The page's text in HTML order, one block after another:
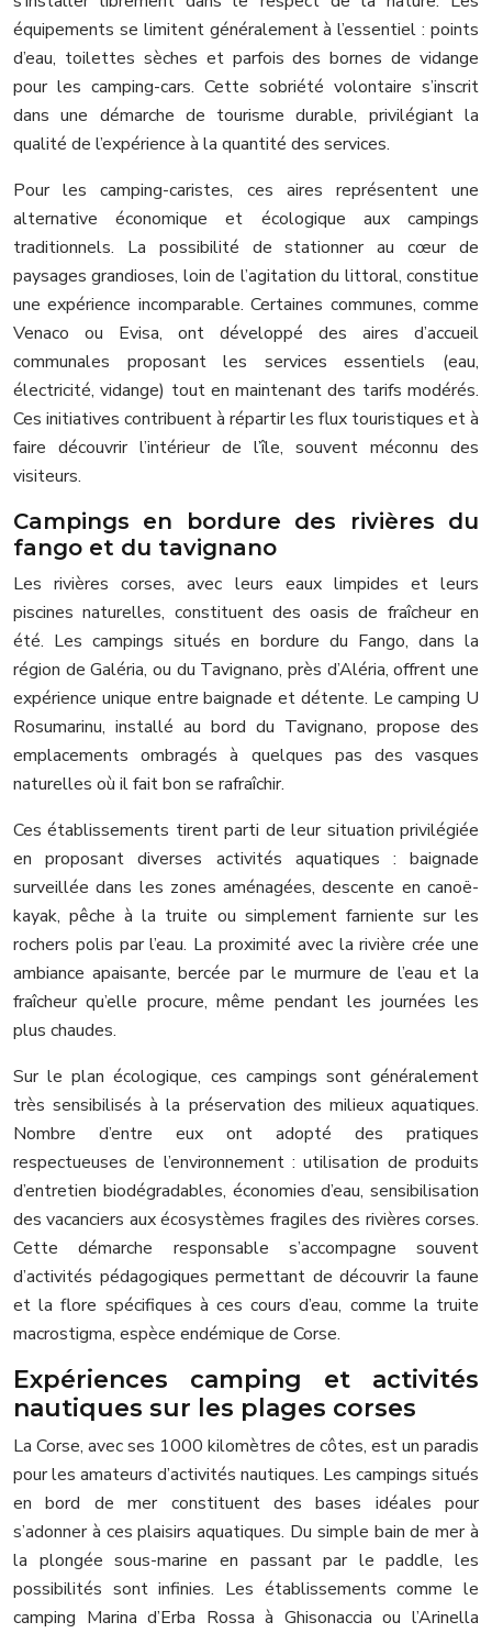
équipements se limitent généralement à l’essentiel : points
d’eau, toilettes sèches et parfois des bornes de vidange
pour les camping-cars. Cette sobriété volontaire s’inscrit
dans une démarche de tourisme durable, privilégiant la
qualité de l’expérience à la quantité des services.
Pour les camping-caristes, ces aires représentent une
alternative économique et écologique aux campings
traditionnels. La possibilité de stationner au cœur de
paysages grandioses, loin de l’agitation du littoral, constitue
une expérience incomparable. Certaines communes, comme
Venaco ou Evisa, ont développé des aires d’accueil
communales proposant les services essentiels (eau,
électricité, vidange) tout en maintenant des tarifs modérés.
Ces initiatives contribuent à répartir les flux touristiques et à
faire découvrir l’intérieur de l’île, souvent méconnu des
visiteurs.
Campings en bordure des rivières du
fango et du tavignano
Les rivières corses, avec leurs eaux limpides et leurs
piscines naturelles, constituent des oasis de fraîcheur en
été. Les campings situés en bordure du Fango, dans la
région de Galéria, ou du Tavignano, près d’Aléria, offrent une
expérience unique entre baignade et détente. Le camping U
Rosumarinu, installé au bord du Tavignano, propose des
emplacements ombragés à quelques pas des vasques
naturelles où il fait bon se rafraîchir.
Ces établissements tirent parti de leur situation privilégiée
en proposant diverses activités aquatiques : baignade
surveillée dans les zones aménagées, descente en canoë-
kayak, pêche à la truite ou simplement farniente sur les
rochers polis par l’eau. La proximité avec la rivière crée une
ambiance apaisante, bercée par le murmure de l’eau et la
fraîcheur qu’elle procure, même pendant les journées les
plus chaudes.
Sur le plan écologique, ces campings sont généralement
très sensibilisés à la préservation des milieux aquatiques.
Nombre d’entre eux ont adopté des pratiques
respectueuses de l’environnement : utilisation de produits
d’entretien biodégradables, économies d’eau, sensibilisation
des vacanciers aux écosystèmes fragiles des rivières corses.
Cette démarche responsable s’accompagne souvent
d’activités pédagogiques permettant de découvrir la faune
et la flore spécifiques à ces cours d’eau, comme la truite
macrostigma, espèce endémique de Corse.
Expériences camping et activités
nautiques sur les plages corses
La Corse, avec ses 1000 kilomètres de côtes, est un paradis
pour les amateurs d’activités nautiques. Les campings situés
en bord de mer constituent des bases idéales pour
s’adonner à ces plaisirs aquatiques. Du simple bain de mer à
la plongée sous-marine en passant par le paddle, les
possibilités sont infinies. Les établissements comme le
camping Marina d’Erba Rossa à Ghisonaccia ou l’Arinella